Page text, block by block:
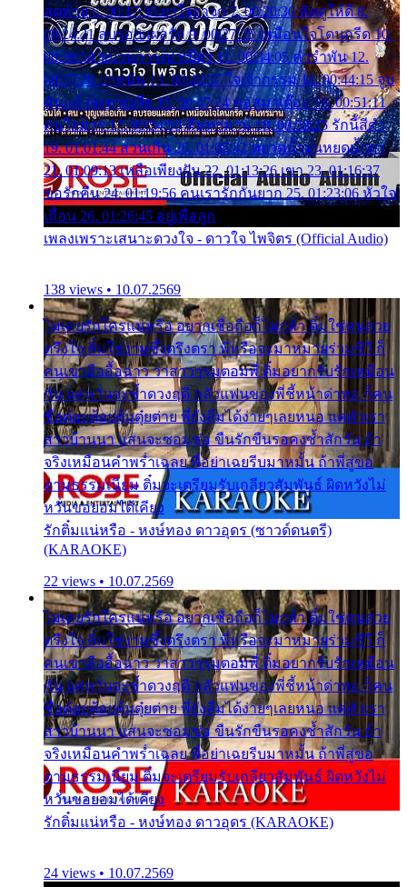
สุดท้าย 6. 00:17:30 ยาใจยาจก 7. 00:20:30 คิดดูให้ดี 8.
00:24:21 ลบรอยแผลรัก 9. 00:27:35 เหมือนใจโดนกรีด 10.
00:30:54 ขบวนการเปาเปียว 11. 00:34:05 คำรำพัน 12.
00:37:20 ปาหนัน 13. 00:40:37 ใจเจ้ากรรม 14. 00:44:15 จูบ
ฉันแล้วจงตายเสีย 15. 00:47:24 ขอสูมาเต๊อะ 16. 00:51:11
คนใจมาร 17. 00:54:50 คืนทรมาน 18. 00:58:25 รักนี้สีดำ
19. 01:01:44 ส่วนเกิน 20. 01:05:42 หยาดน้ำฝนหยดน้ำตา
21. 01:09:13 เหลือเพียงฝัน 22. 01:13:26 เขา 23. 01:16:37
ขอรักคืน 24. 01:19:56 คนเรารักกันยาก 25. 01:23:06 หัวใจ
เถื่อน 26. 01:26:45 อยู่เพื่อลูก
เพลงเพราะเสนาะดวงใจ - ดาวใจ ไพจิตร (Official Audio)
138 views • 10.07.2569
ไม่เคยรักใครแน่หรือ อยากเชื่อถือก็ไม่กล้า ติ๋มใช่คนสวย
ตรึงใจ ติ๋มใช่งามซึ้งตรึงตรา พี่หรือจะมาหมายร่วมชีวี ก็
คนเขาลืออื้อฉาว ว่าสาวๆรุมตอมพี่ ติ๋มอยากรับรักเหมือน
กัน แต่หวั่นจะช้ำดวงฤดี กลัวแฟนของพี่ชี้หน้าด่าทอ ก็คน
ชื่อต๋อยต้อยตุ้มตุ๋ยต่าย พี่ยังลืมได้ง่ายๆเลยหนอ แค่ตัวเรา
สาวบ้านนา แสนจะซอมซ่อ ขืนรักขืนรอคงช้ำสักวัน ถ้า
จริงเหมือนคำพร่ำเฉลย พี่อย่าเฉยรีบมาหมั้น ถ้าพี่สู่ขอ
ตามธรรมเนียม ติ๋มจะเตรียมรับเกลียวสัมพันธ์ ผิดหวังไม่
หวั่นขอยอมได้เคียง
รักติ๋มแน่หรือ - หงษ์ทอง ดาวอุดร (ซาวด์ดนตรี)
(KARAOKE)
22 views • 10.07.2569
ไม่เคยรักใครแน่หรือ อยากเชื่อถือก็ไม่กล้า ติ๋มใช่คนสวย
ตรึงใจ ติ๋มใช่งามซึ้งตรึงตรา พี่หรือจะมาหมายร่วมชีวี ก็
คนเขาลืออื้อฉาว ว่าสาวๆรุมตอมพี่ ติ๋มอยากรับรักเหมือน
กัน แต่หวั่นจะช้ำดวงฤดี กลัวแฟนของพี่ชี้หน้าด่าทอ ก็คน
ชื่อต๋อยต้อยตุ้มตุ๋ยต่าย พี่ยังลืมได้ง่ายๆเลยหนอ แค่ตัวเรา
สาวบ้านนา แสนจะซอมซ่อ ขืนรักขืนรอคงช้ำสักวัน ถ้า
จริงเหมือนคำพร่ำเฉลย พี่อย่าเฉยรีบมาหมั้น ถ้าพี่สู่ขอ
ตามธรรมเนียม ติ๋มจะเตรียมรับเกลียวสัมพันธ์ ผิดหวังไม่
หวั่นขอยอมได้เคียง
รักติ๋มแน่หรือ - หงษ์ทอง ดาวอุดร (KARAOKE)
24 views • 10.07.2569